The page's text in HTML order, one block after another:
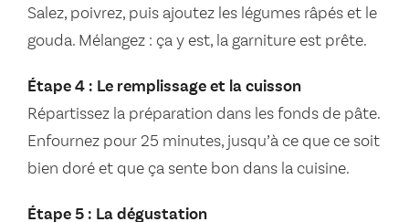
Salez, poivrez, puis ajoutez les légumes râpés et le
gouda. Mélangez : ça y est, la garniture est prête.
Étape 4 : Le remplissage et la cuisson
Répartissez la préparation dans les fonds de pâte.
Enfournez pour 25 minutes, jusqu’à ce que ce soit
bien doré et que ça sente bon dans la cuisine.
Étape 5 : La dégustation